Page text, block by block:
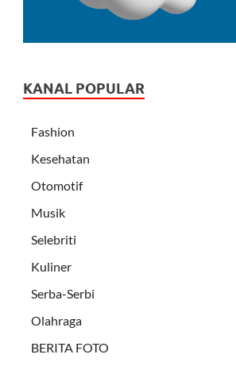
KANAL POPULAR
Fashion
Kesehatan
Otomotif
Musik
Selebriti
Kuliner
Serba-Serbi
Olahraga
BERITA FOTO